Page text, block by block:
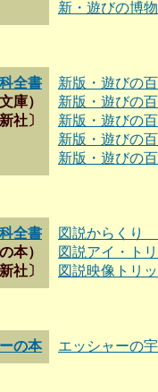
新・遊びの博
全書
庫）
社〕
新版・遊びの
新版・遊びの
新版・遊びの
新版・遊びの
新版・遊びの
全書
本）
社〕
図説からくり
図説アイ・ト
図説映像トリ
の本 エッシャーの